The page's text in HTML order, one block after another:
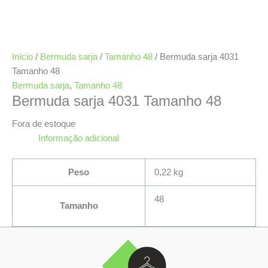
Início / Bermuda sarja / Tamanho 48 / Bermuda sarja 4031
Tamanho 48
Bermuda sarja, Tamanho 48
Bermuda sarja 4031 Tamanho 48
Fora de estoque
Informação adicional
Peso 0,22 kg
Tamanho
48